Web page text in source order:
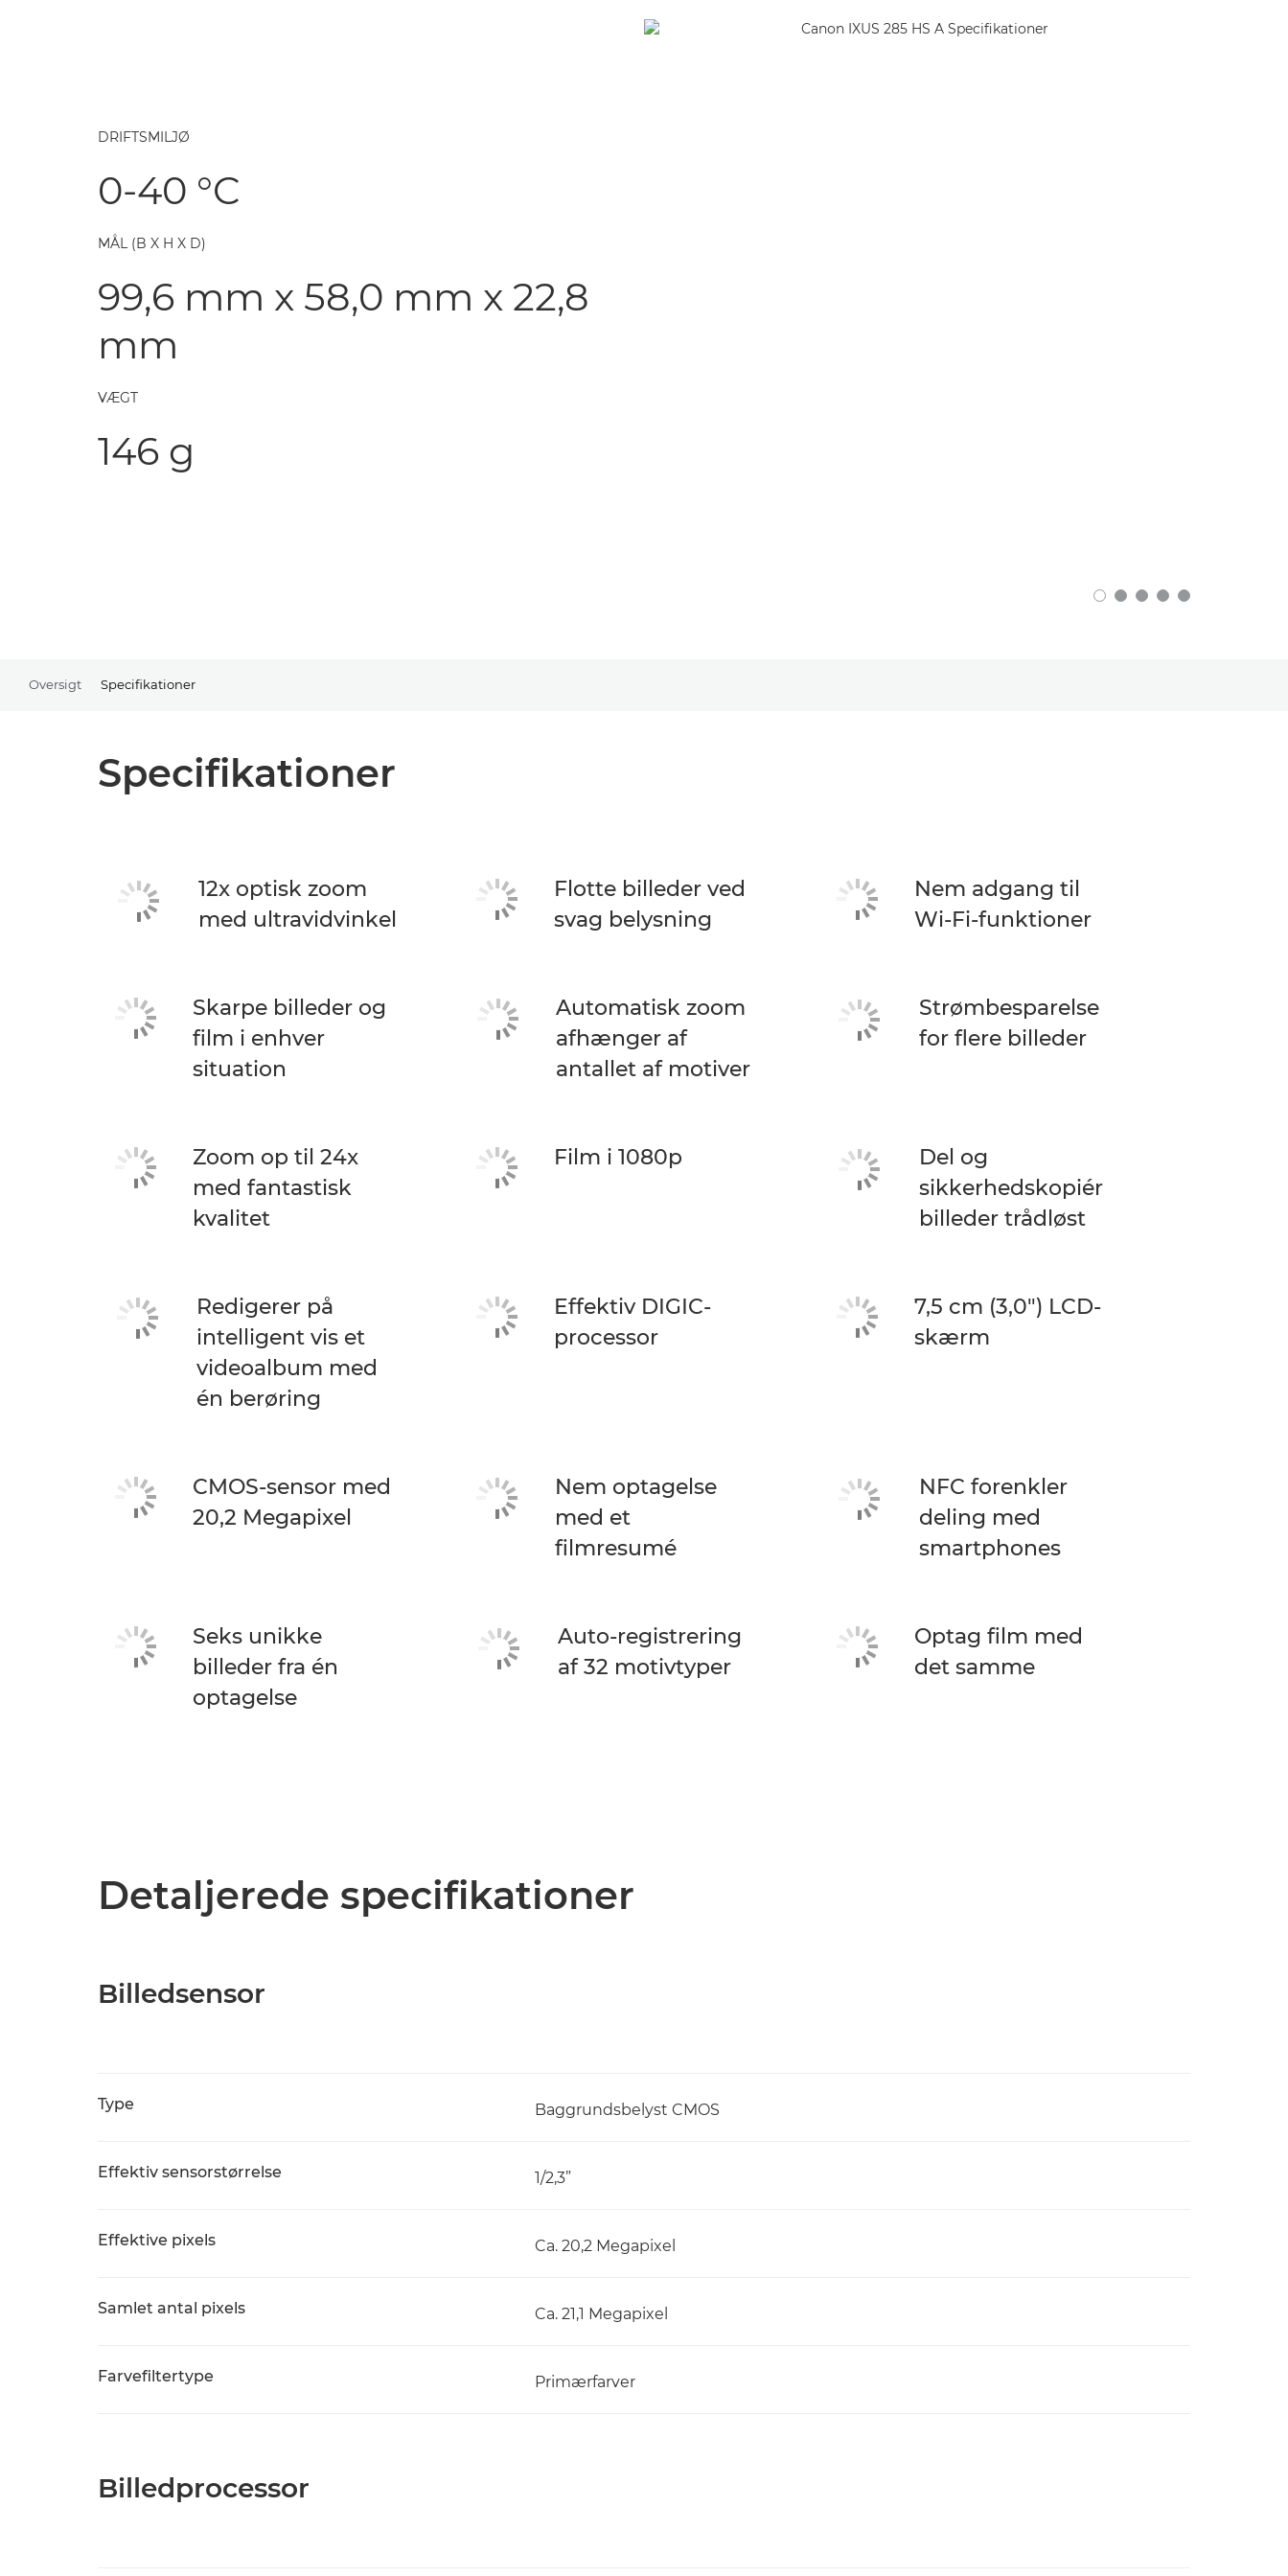
DRIFTSMILJØ
0-40 °C
MÅL (B X H X D)
99,6 mm x 58,0 mm x 22,8
mm
VÆGT
146 g
Oversigt Specifikationer
Specifikationer
12x optisk zoom
med ultravidvinkel
Flotte billeder ved
svag belysning
Nem adgang til
Wi-Fi-funktioner
Skarpe billeder og
film i enhver
situation
Automatisk zoom
afhænger af
antallet af motiver
Strømbesparelse
for flere billeder
Zoom op til 24x
med fantastisk
kvalitet
Film i 1080p
Del og
sikkerhedskopiér
billeder trådløst
Redigerer på
intelligent vis et
videoalbum med
én berøring
Effektiv DIGIC-
processor
7,5 cm (3,0") LCD-
skærm
CMOS-sensor med
20,2 Megapixel
Nem optagelse
med et
filmresumé
NFC forenkler
deling med
smartphones
Seks unikke
billeder fra én
optagelse
Auto-registrering
af 32 motivtyper
Optag film med
det samme
Detaljerede specifikationer
Billedsensor
Type Baggrundsbelyst CMOS
Effektiv sensorstørrelse 1/2,3”
Effektive pixels Ca. 20,2 Megapixel
Samlet antal pixels Ca. 21,1 Megapixel
Farvefiltertype Primærfarver
Billedprocessor